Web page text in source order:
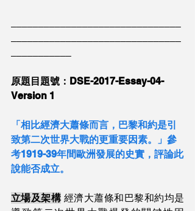
原題目題號：DSE-2017-Essay-04-
Version 1
「相比經濟大蕭條而言，巴黎和約是引
致第二次世界大戰的更重要因素。」參
考1919-39年間歐洲發展的史實，評論此
說能否成立。
立場及架構 經濟大蕭條和巴黎和約均是